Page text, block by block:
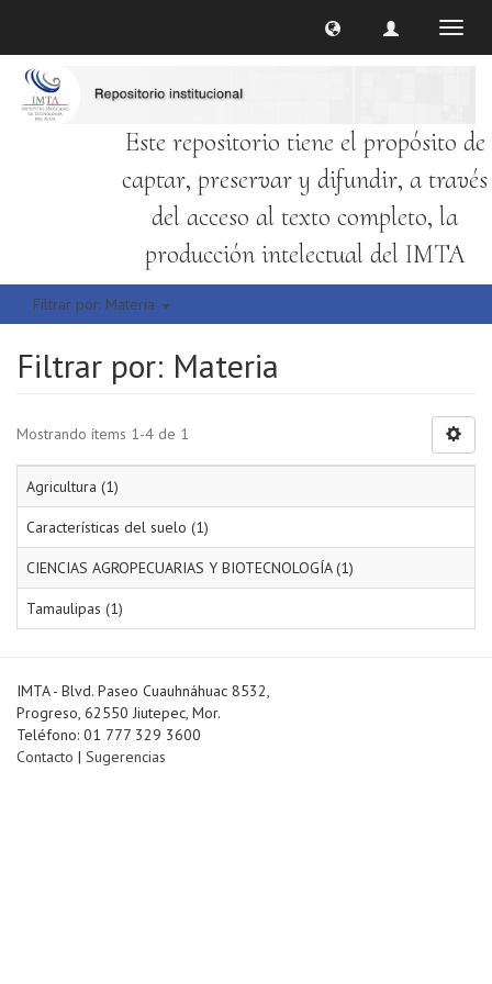
Este repositorio tiene el propósito de
captar, preservar y difundir, a través
del acceso al texto completo, la
producción intelectual del IMTA
Filtrar por: Materia
Filtrar por: Materia
Mostrando ítems 1-4 de 1
Agricultura (1)
Características del suelo (1)
CIENCIAS AGROPECUARIAS Y BIOTECNOLOGÍA (1)
Tamaulipas (1)
IMTA - Blvd. Paseo Cuauhnáhuac 8532,
Progreso, 62550 Jiutepec, Mor.
Teléfono: 01 777 329 3600
Contacto | Sugerencias